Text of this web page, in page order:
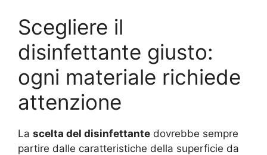
Scegliere il
disinfettante giusto:
ogni materiale richiede
attenzione
La scelta del disinfettante dovrebbe sempre
partire dalle caratteristiche della superficie da